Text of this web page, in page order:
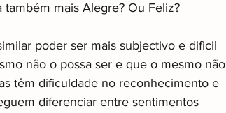
mais Alegre? Ou Feliz?
poder ser mais subjectivo e dificil
não o possa ser e que o mesmo não
têm dificuldade no reconhecimento e
diferenciar entre sentimentos